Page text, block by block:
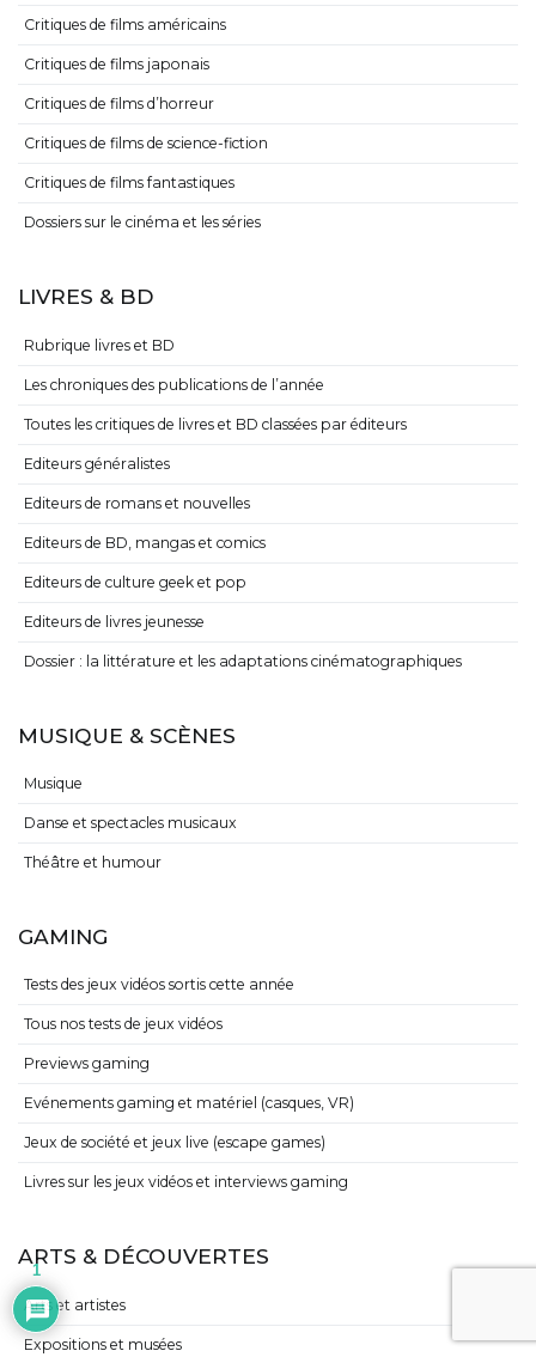
Critiques de films américains
Critiques de films japonais
Critiques de films d’horreur
Critiques de films de science-fiction
Critiques de films fantastiques
Dossiers sur le cinéma et les séries
LIVRES & BD
Rubrique livres et BD
Les chroniques des publications de l’année
Toutes les critiques de livres et BD classées par éditeurs
Editeurs généralistes
Editeurs de romans et nouvelles
Editeurs de BD, mangas et comics
Editeurs de culture geek et pop
Editeurs de livres jeunesse
Dossier : la littérature et les adaptations cinématographiques
MUSIQUE & SCÈNES
Musique
Danse et spectacles musicaux
Théâtre et humour
GAMING
Tests des jeux vidéos sortis cette année
Tous nos tests de jeux vidéos
Previews gaming
Evénements gaming et matériel (casques, VR)
Jeux de société et jeux live (escape games)
Livres sur les jeux vidéos et interviews gaming
ARTS & DÉCOUVERTES
Arts et artistes
Expositions et musées
1